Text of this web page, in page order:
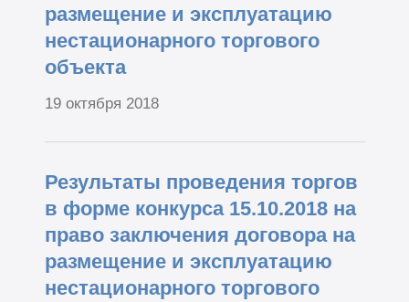
размещение и эксплуатацию
нестационарного торгового
объекта
19 октября 2018
Результаты проведения торгов
в форме конкурса 15.10.2018 на
право заключения договора на
размещение и эксплуатацию
нестационарного торгового